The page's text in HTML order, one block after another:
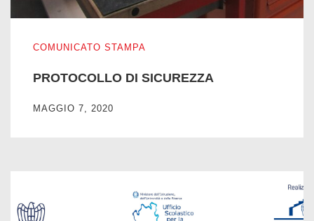
COMUNICATO STAMPA
PROTOCOLLO DI SICUREZZA
MAGGIO 7, 2020